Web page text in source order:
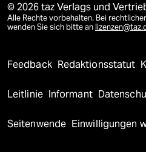
© 2026 taz Verlags und
Alle Rechte vorbehalten. Bei
wenden Sie sich bitte an
Feedback Redaktionsstatut
Leitlinie Informant
Seitenwende Einwilligungen